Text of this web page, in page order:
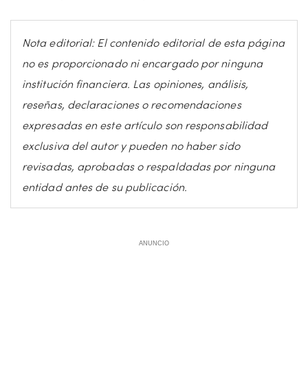
Nota editorial: El contenido editorial de esta página
no es proporcionado ni encargado por ninguna
institución financiera. Las opiniones, análisis,
reseñas, declaraciones o recomendaciones
expresadas en este artículo son responsabilidad
exclusiva del autor y pueden no haber sido
revisadas, aprobadas o respaldadas por ninguna
entidad antes de su publicación.
ANUNCIO